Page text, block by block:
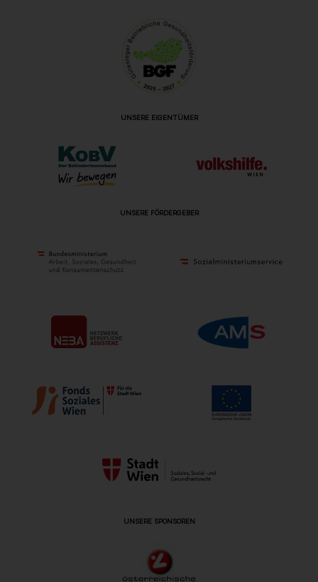
UNSERE EIGENTÜMER
UNSERE FÖRDERGEBER
UNSERE SPONSOREN